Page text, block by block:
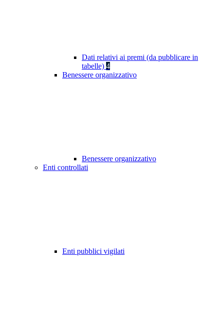
Dati relativi ai premi (da pubblicare in
tabelle) 4
Benessere organizzativo
Benessere organizzativo
Enti controllati
Enti pubblici vigilati